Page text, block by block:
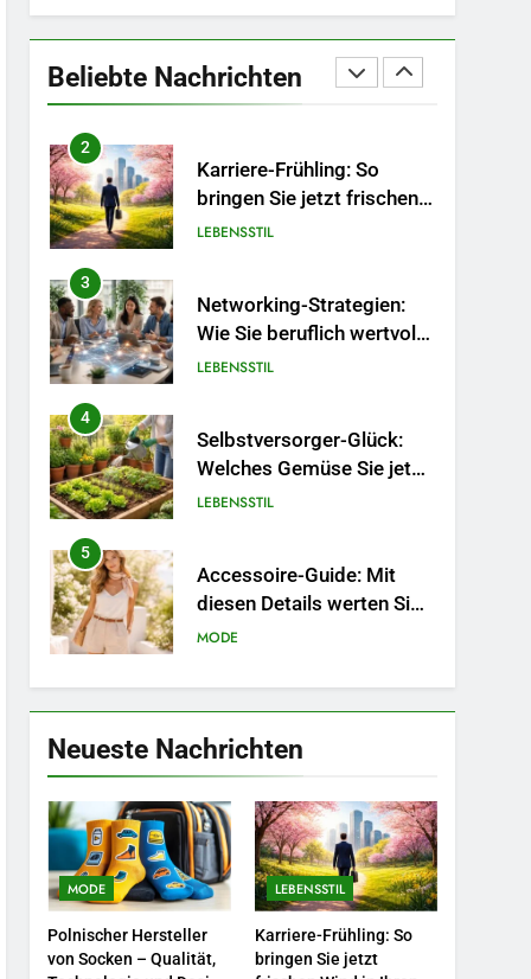
Beliebte Nachrichten
Jahr.
1
Polnischer Hersteller von
Socken – Qualität,
Technologie und Design in
2
Karriere-Frühling: So
bringen Sie jetzt frischen
Wind in Ihren Job.
LEBENSSTIL
3
Networking-Strategien:
Wie Sie beruflich wertvolle
Kontakte knüpfen.
LEBENSSTIL
4
Selbstversorger-Glück:
Welches Gemüse Sie jetzt
pflanzen sollten.
LEBENSSTIL
5
Accessoire-Guide: Mit
diesen Details werten Sie
jedes Frühlingsoutfit auf.
MODE
6
Naturnah gärtnern: So
locken Sie Bienen und
LEBENSSTIL
7
Berufliche
Neuorientierung: Mut zum
Quereinstieg in der neuen
Saison.
LEBENSSTIL
8
Neueste Nachrichten
MODE
Polnischer Hersteller
von Socken – Qualität,
LEBENSSTIL
Karriere-Frühling: So
bringen Sie jetzt